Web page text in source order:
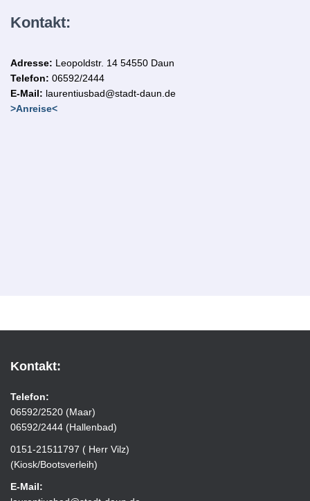
Kontakt:
Adresse: Leopoldstr. 14 54550 Daun
Telefon: 06592/2444
E-Mail: laurentiusbad@stadt-daun.de
>Anreise<
Kontakt:
Telefon:
06592/2520 (Maar)
06592/2444 (Hallenbad)
0151-21511797 ( Herr Vilz)
(Kiosk/Bootsverleih)
E-Mail: